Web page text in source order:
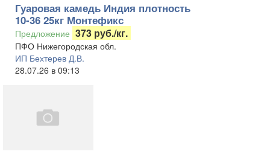
Гуаровая камедь Индия плотность
10-36 25кг Монтефикс
Предложение 373 руб./кг.
ПФО Нижегородская обл.
ИП Бехтерев Д.В.
28.07.26 в 09:13